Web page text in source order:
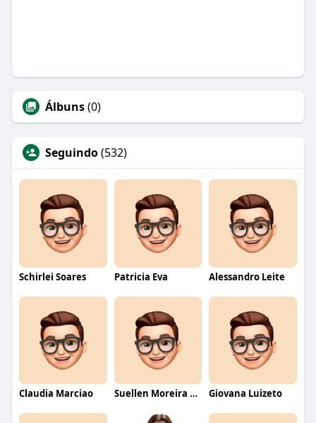
Álbuns(0)
Seguindo(532)
Schirlei Soares Patricia Eva Alessandro Leite
Claudia Marciao Suellen Moreira Parente de Oliveira Giovana Luizeto